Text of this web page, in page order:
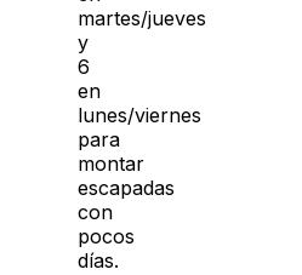
martes/jueves
y
6
en
lunes/viernes
para
montar
escapadas
con
pocos
días.